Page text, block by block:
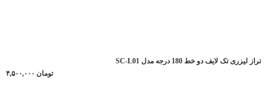
تراز لیزری تک لایف دو خط 180 درجه مدل SC-L01
تومان